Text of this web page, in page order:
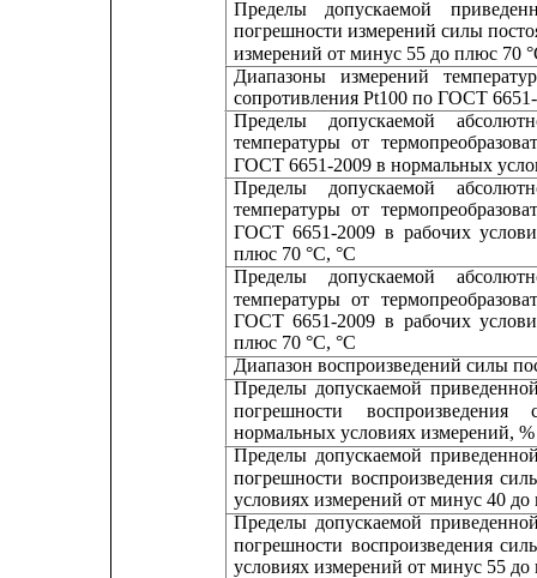
Пределы
допускаемой
погрешности измерений силы
измерений от минус 55 до плюс 70
Диапазоны
измерений
сопротивления Pt100 по ГОСТ
Пределы
допускаемой
температуры от
ГОСТ 6651-2009 в нормальных
Пределы
допускаемой
температуры от
ГОСТ 6651-2009 в рабочих
плюс 70 °С, °С
Пределы
допускаемой
температуры от
ГОСТ 6651-2009 в рабочих
плюс 70 °С, °С
Диапазон воспроизведений силы
Пределы допускаемой
погрешности
воспроизведения
нормальных условиях измерений, %
Пределы допускаемой
погрешности воспроизведения
условиях измерений от минус 40
Пределы допускаемой
погрешности воспроизведения
условиях измерений от минус 55